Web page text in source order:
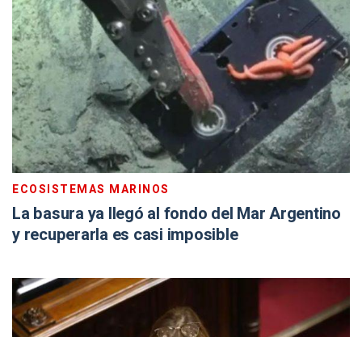
ECOSISTEMAS MARINOS
La basura ya llegó al fondo del Mar Argentino
y recuperarla es casi imposible